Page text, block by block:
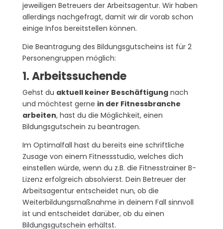
jeweiligen Betreuers der Arbeitsagentur. Wir haben
allerdings nachgefragt, damit wir dir vorab schon
einige Infos bereitstellen können.
Die Beantragung des Bildungsgutscheins ist für 2
Personengruppen möglich:
1. Arbeitssuchende
Gehst du aktuell keiner Beschäftigungnach
und möchtest gerne in der Fitnessbranche
arbeiten, hast du die Möglichkeit, einen
Bildungsgutschein zu beantragen.
Im Optimalfall hast du bereits eine schriftliche
Zusage von einem Fitnessstudio, welches dich
einstellen würde, wenn du z.B. die Fitnesstrainer B-
Lizenz erfolgreich absolvierst. Dein Betreuer der
Arbeitsagentur entscheidet nun, ob die
Weiterbildungsmaßnahme in deinem Fall sinnvoll
ist und entscheidet darüber, ob du einen
Bildungsgutschein erhältst.